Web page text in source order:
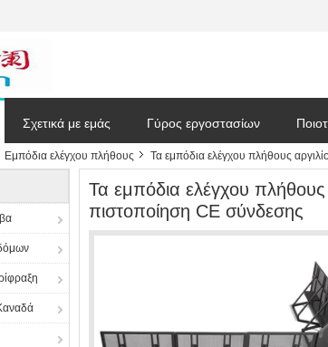
Σχετικά με εμάς Γύρος εργοστασίων
Εμπόδια ελέγχου πλήθους Τα εμπόδια ελέγχου πλήθους
Τα εμπόδια ελέγχου πλήθους
πιστοποίηση CE σύνδεσης